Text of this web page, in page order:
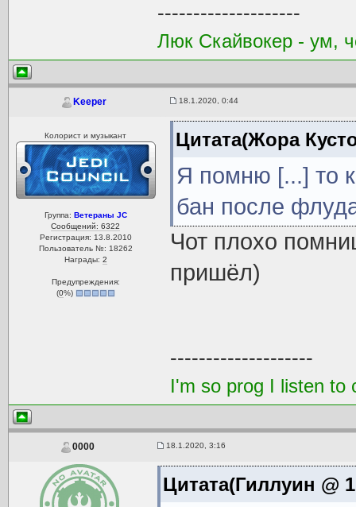
--------------------
Люк Скайвокер - ум,
Keeper 18.1.2020, 0:44
Колорист и музыкант
Группа: Ветераны JC
Сообщений: 6322
Регистрация: 13.8.2010
Пользователь №: 18262
Награды: 2
Предупреждения:
(0%)
Цитата(Жора
Я помню [...] то
бан после
Чот плохо
пришёл)
--------------------
I'm so prog I listen to
0000 18.1.2020, 3:16
Цитата(Гиллуин @